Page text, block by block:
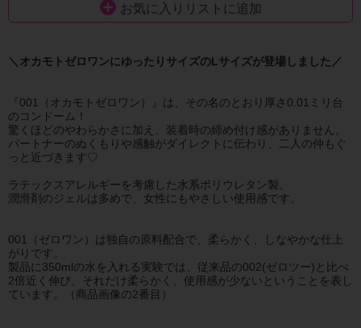
お気に入りリストに追加
＼オカモトゼロワンにゆったりサイズのLサイズが登場しました／
『001（オカモトゼロワン）』は、その名のとおり厚さ0.01ミリ台
のコンドーム！
驚くほどのやわらかさに加え、装着時の締め付け感がありません。
パートナーのぬくもりや感触がダイレクトに伝わり、二人の仲もぐ
っと近づきます♡
ラテックスアレルギーを考慮した水系ポリウレタン製。
潤滑剤のジェルは多めで、女性にもやさしい使用感です。
001（ゼロワン）は独自の原料配合で、柔らかく、しなやかな仕上
がりです。
製品に350mlの水を入れる実験では、従来品の002(ゼロツー)と比べ
2倍近く伸び、それだけ柔らかく、使用感が少ないということを表し
ています。（商品画像の2番目）